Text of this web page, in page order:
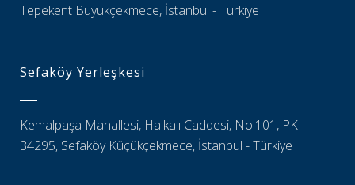
Tepekent Büyükçekmece, İstanbul - Türkiye
Sefaköy Yerleşkesi
Kemalpaşa Mahallesi, Halkalı Caddesi, No:101, PK
34295, Sefaköy Küçükçekmece, İstanbul - Türkiye